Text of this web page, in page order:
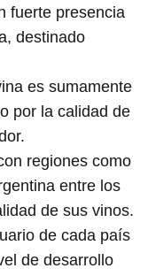
fuerte presencia
destinado
es sumamente
por la calidad de
regiones como
entre los
de sus vinos.
de cada país
de desarrollo